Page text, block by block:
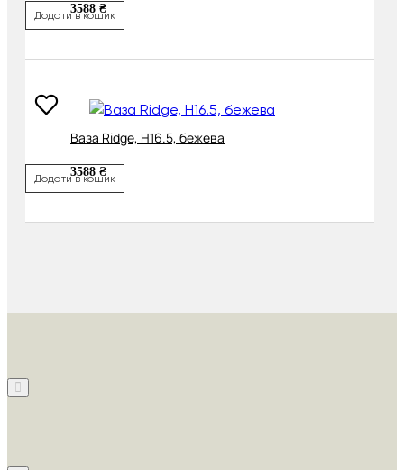
3588 ₴
Додати в кошик
Ваза Ridge, H16.5, бежева
3588 ₴
Додати в кошик